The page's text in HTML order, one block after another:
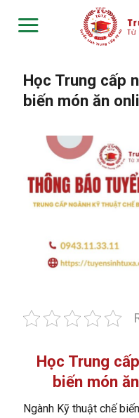
Học Trung cấp
biến món ăn
Học Trung
biến món
Ngành Kỹ thuật chế